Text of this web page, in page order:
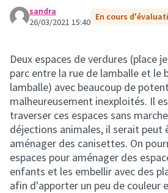
sandra
26/03/2021 15:40 En cours
Deux espaces de verdures (place
parc entre la rue de lamballe et le
lamballe) avec beaucoup de
malheureusement inexploités. Il
traverser ces espaces sans
déjections animales, il serait peut
aménager des canisettes. On
espaces pour aménager des
enfants et les embellir avec des
afin d'apporter un peu de couleur